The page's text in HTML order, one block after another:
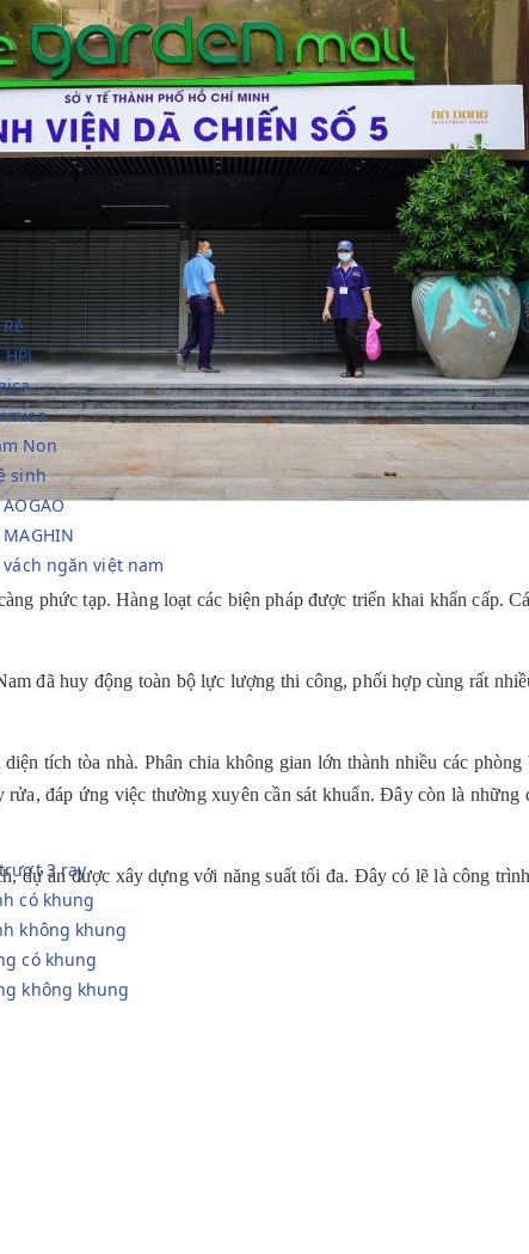
Non
sinh
ngăn việt nam
3 ray
có khung
không khung
có khung
không khung
phức tạp. Hàng loạt các biện pháp được triển khai khẩn cấp.
đã huy động toàn bộ lực lượng thi công, phối hợp cùng rất
tích tòa nhà. Phân chia không gian lớn thành nhiều các
đáp ứng việc thường xuyên cần sát khuẩn. Đây còn là
dự án được xây dựng với năng suất tối đa. Đây có lẽ là công